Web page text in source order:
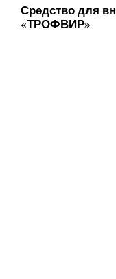
Средство для
«ТРОФВИР»